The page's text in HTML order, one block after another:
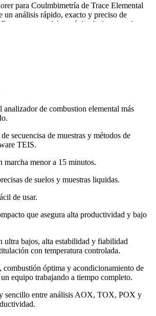
para Coulmbimetría de Trace Elemental
análisis rápido, exacto y preciso de
nuevo modelo está diseñado para ofrecer
con necesidades actuales como futuras.
analizador de combustion elemental más
secuencisa de muestras y métodos de
TEIS.
marcha menor a 15 minutos.
de suelos y muestras liquidas.
de usar.
que asegura alta productividad y bajo
ultra bajos, alta estabilidad y fiabilidad
con temperatura controlada.
combustión óptima y acondicionamiento de
un equipo trabajando a tiempo completo.
sencillo entre análisis AOX, TOX, POX y